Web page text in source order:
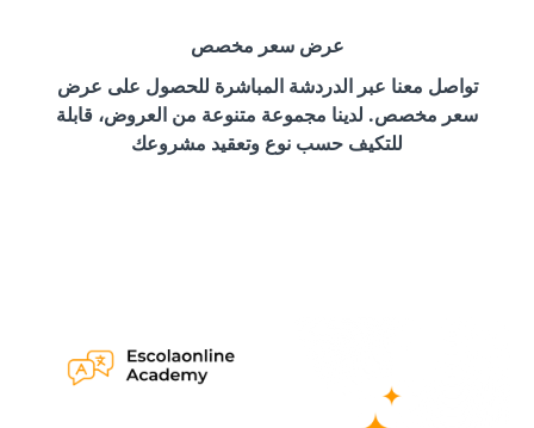
عرض سعر مخصص
تواصل معنا عبر الدردشة المباشرة للحصول على عرض
سعر مخصص. لدينا مجموعة متنوعة من العروض، قابلة
للتكيف حسب نوع وتعقيد مشروعك